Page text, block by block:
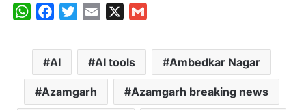
W
a
s
A
c
e
b
o
i
t
e
a
i
l
a
l
AI AI tools Ambedkar Nagar
Azamgarh Azamgarh breaking news